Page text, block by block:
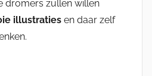
dromers zullen willen
illustraties en daar zelf